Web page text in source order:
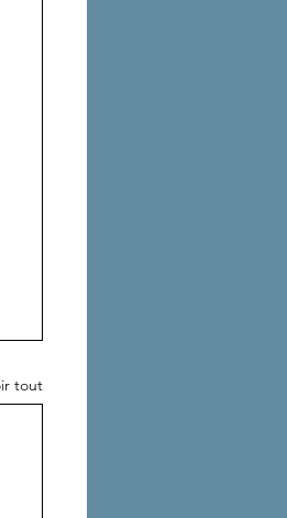
tout